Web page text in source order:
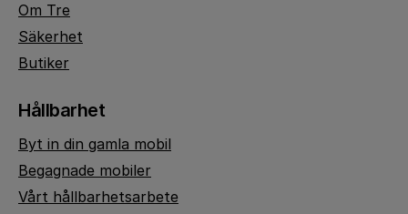
Om Tre
Säkerhet
Butiker
Hållbarhet
Byt in din gamla mobil
Begagnade mobiler
Vårt hållbarhetsarbete